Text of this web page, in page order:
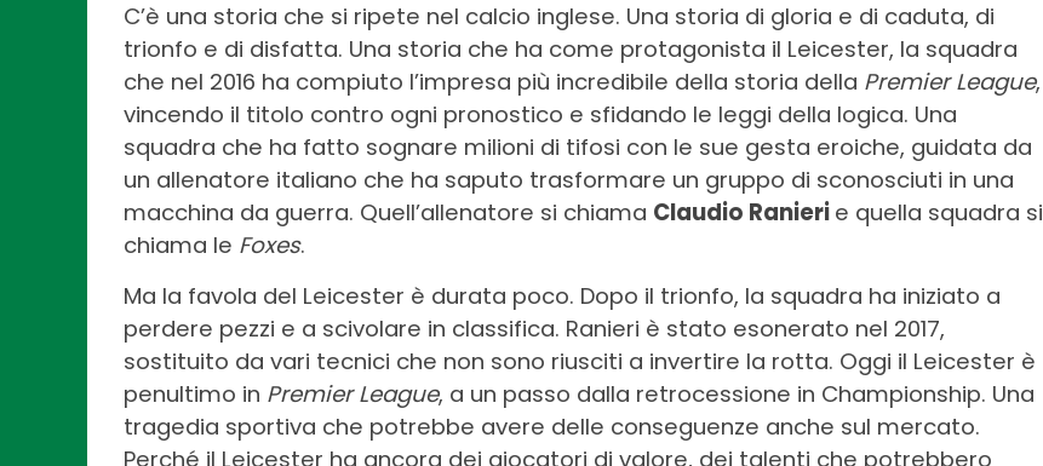
C’è una storia che si ripete nel calcio inglese. Una storia di gloria e di caduta, di
trionfo e di disfatta. Una storia che ha come protagonista il Leicester, la squadra
che nel 2016 ha compiuto l’impresa più incredibile della storia della Premier League,
vincendo il titolo contro ogni pronostico e sfidando le leggi della logica. Una
squadra che ha fatto sognare milioni di tifosi con le sue gesta eroiche, guidata da
un allenatore italiano che ha saputo trasformare un gruppo di sconosciuti in una
macchina da guerra. Quell’allenatore si chiama Claudio Ranieri e quella squadra si
chiama le Foxes.
Ma la favola del Leicester è durata poco. Dopo il trionfo, la squadra ha iniziato a
perdere pezzi e a scivolare in classifica. Ranieri è stato esonerato nel 2017,
sostituito da vari tecnici che non sono riusciti a invertire la rotta. Oggi il Leicester è
penultimo in Premier League, a un passo dalla retrocessione in Championship. Una
tragedia sportiva che potrebbe avere delle conseguenze anche sul mercato.
Perché il Leicester ha ancora dei giocatori di valore, dei talenti che potrebbero